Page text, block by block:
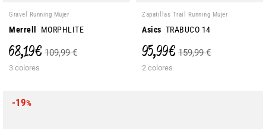
Gravel Running Mujer
Merrell MORPHLITE
68,19 € 109,99 €
3 colores
Zapatillas Trail Running Mujer
Asics TRABUCO 14
95,99 € 159,99 €
2 colores
-19%